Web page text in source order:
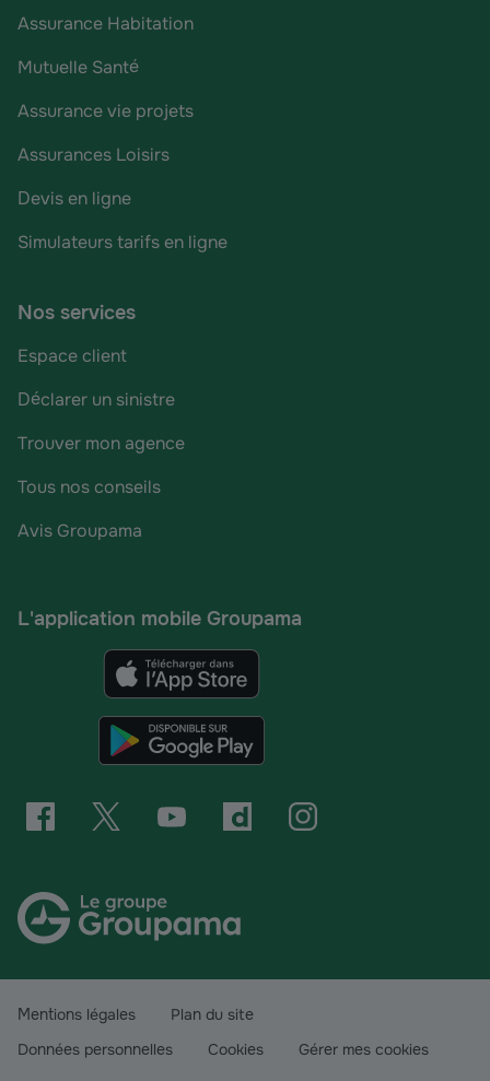
Assurance Habitation
Mutuelle Santé
Assurance vie projets
Assurances Loisirs
Devis en ligne
Simulateurs tarifs en ligne
Nos services
Espace client
Déclarer un sinistre
Trouver mon agence
Tous nos conseils
Avis Groupama
L'application mobile Groupama
Mentions légales
Plan du site
Données personnelles
Cookies Gérer mes cookies